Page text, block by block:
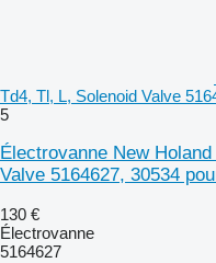
Td4, Tl, L, Solenoid Valve
5
Électrovanne New
Valve 5164627, 30534
130 €
Électrovanne
5164627